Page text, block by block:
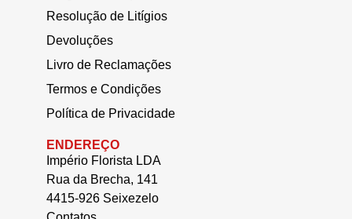
Resolução de Litígios
Devoluções
Livro de Reclamações
Termos e Condições
Política de Privacidade
ENDEREÇO
Império Florista LDA
Rua da Brecha, 141
4415-926 Seixezelo